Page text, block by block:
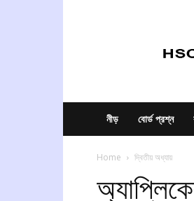
নীড় বোর্ড প্রশ্ন
Home দ্বিতীয় অধ্যায়